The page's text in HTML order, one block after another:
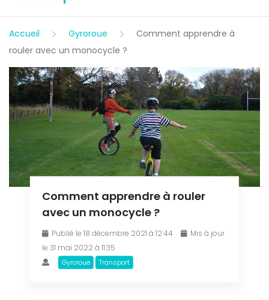
Accueil Gyroroue
Comment apprendre à
rouler avec un monocycle ?
Comment apprendre à rouler
avec un monocycle ?
Publié le 18 décembre 2021 à 12:44
Mis à jour
le 31 mai 2022 à 11:35
Gyroroue Transport